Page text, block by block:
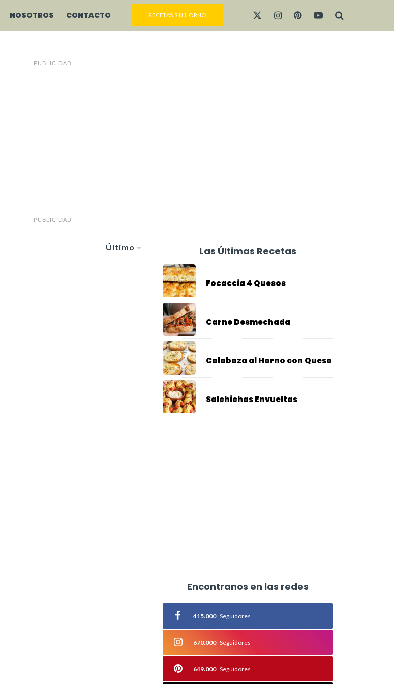
NOSOTROS CONTACTO RECETAS SIN HORNO
PUBLICIDAD
PUBLICIDAD
Último Las Últimas Recetas
Focaccia 4 Quesos
Carne Desmechada
Calabaza al Horno con Queso
Salchichas Envueltas
Encontranos en las redes
415.000 Seguidores
670.000 Seguidores
649.000 Seguidores